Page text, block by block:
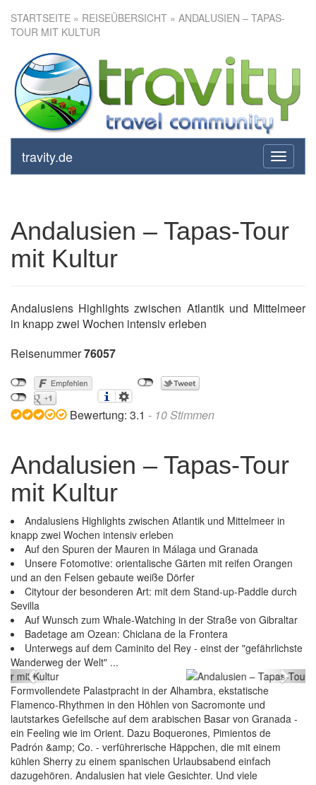
STARTSEITE » REISEÜBERSICHT » ANDALUSIEN – TAPAS-
TOUR MIT KULTUR
toggle
travity.de
Andalusien – Tapas-Tour mit
Kultur
Andalusien – Tapas-Tour
mit Kultur
Andalusiens Highlights zwischen Atlantik und Mittelmeer
in knapp zwei Wochen intensiv erleben
Reisenummer76057
Bewertung: 3.1 - 10Stimmen
Andalusien – Tapas-Tour
mit Kultur
Andalusiens Highlights zwischen Atlantik und Mittelmeer in
knapp zwei Wochen intensiv erleben
Auf den Spuren der Mauren in Málaga und Granada
Unsere Fotomotive: orientalische Gärten mit reifen Orangen
und an den Felsen gebaute weiße Dörfer
Citytour der besonderen Art: mit dem Stand-up-Paddle durch
Sevilla
Auf Wunsch zum Whale-Watching in der Straße von Gibraltar
Badetage am Ozean: Chiclana de la Frontera
Unterwegs auf dem Caminito del Rey - einst der "gefährlichste
Wanderweg der Welt" ...
Andalusien – Tapas-Tour mit Kultur
Previous Next
Formvollendete Palastpracht in der Alhambra, ekstatische
Flamenco-Rhythmen in den Höhlen von Sacromonte und
lautstarkes Gefeilsche auf dem arabischen Basar von Granada -
ein Feeling wie im Orient. Dazu Boquerones, Pimientos de
Padrón &amp; Co. - verführerische Häppchen, die mit einem
kühlen Sherry zu einem spanischen Urlaubsabend einfach
dazugehören. Andalusien hat viele Gesichter. Und viele